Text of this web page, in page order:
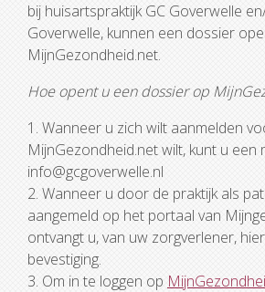
bij huisartspraktijk GC Goverwelle
Goverwelle, kunnen een dossier
MijnGezondheid.net.
Hoe opent u een dossier op
1. Wanneer u zich wilt aanmelden
MijnGezondheid.net wilt, kunt u een
info@gcgoverwelle.nl
2. Wanneer u door de praktijk als
aangemeld op het portaal van
ontvangt u, van uw zorgverlener,
bevestiging.
3. Om in te loggen op